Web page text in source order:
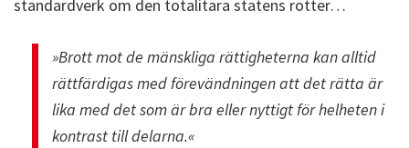
standardverk om den totalitära statens rötter…
»Brott mot de mänskliga rättigheterna kan alltid
rättfärdigas med förevändningen att det rätta är
lika med det som är bra eller nyttigt för helheten i
kontrast till delarna.«